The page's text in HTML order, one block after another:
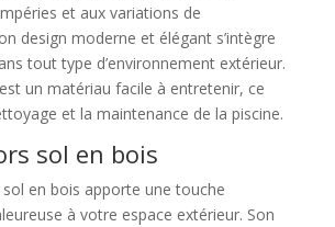
et aux variations de
design moderne et élégant s’intègre
tout type d’environnement extérieur.
un matériau facile à entretenir, ce
et la maintenance de la piscine.
sol en bois
en bois apporte une touche
à votre espace extérieur. Son